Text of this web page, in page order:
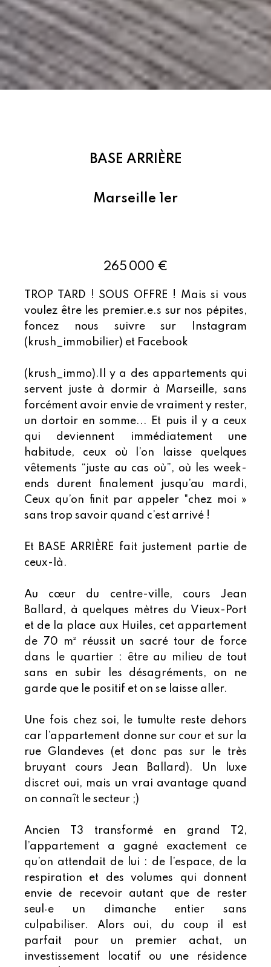
BASE ARRIÈRE
Marseille 1er
265 000 €
TROP TARD ! SOUS OFFRE ! Mais si vous
voulez être les premier.e.s sur nos pépites,
foncez nous suivre sur Instagram
(krush_immobilier) et Facebook
(krush_immo).Il y a des appartements qui
servent juste à dormir à Marseille, sans
forcément avoir envie de vraiment y rester,
un dortoir en somme... Et puis il y a ceux
qui deviennent immédiatement une
habitude, ceux où l’on laisse quelques
vêtements “juste au cas où”, où les week-
ends durent finalement jusqu’au mardi,
Ceux qu’on finit par appeler "chez moi »
sans trop savoir quand c’est arrivé !
Et BASE ARRIÈRE fait justement partie de
ceux-là.
Au cœur du centre-ville, cours Jean
Ballard, à quelques mètres du Vieux-Port
et de la place aux Huiles, cet appartement
de 70 m² réussit un sacré tour de force
dans le quartier : être au milieu de tout
sans en subir les désagréments, on ne
garde que le positif et on se laisse aller.
Une fois chez soi, le tumulte reste dehors
car l’appartement donne sur cour et sur la
rue Glandeves (et donc pas sur le très
bruyant cours Jean Ballard). Un luxe
discret oui, mais un vrai avantage quand
on connaît le secteur ;)
Ancien T3 transformé en grand T2,
l’appartement a gagné exactement ce
qu’on attendait de lui : de l’espace, de la
respiration et des volumes qui donnent
envie de recevoir autant que de rester
seul·e un dimanche entier sans
culpabiliser. Alors oui, du coup il est
parfait pour un premier achat, un
investissement locatif ou une résidence